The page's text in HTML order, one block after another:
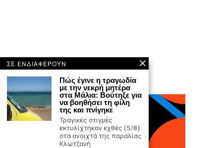
ΣΕ ΕΝΔΙΑΦΕΡΟΥΝ
Πώς έγινε η τραγωδία
με την νεκρή μητέρα
στα Μάλια: Βούτηξε για
να βοηθήσει τη φίλη
της και πνίγηκε
Τραγικές στιγμές
εκτυλίχτηκαν εχθές (5/8)
στα ανοιχτά της παραλίας
Κλωτζανή